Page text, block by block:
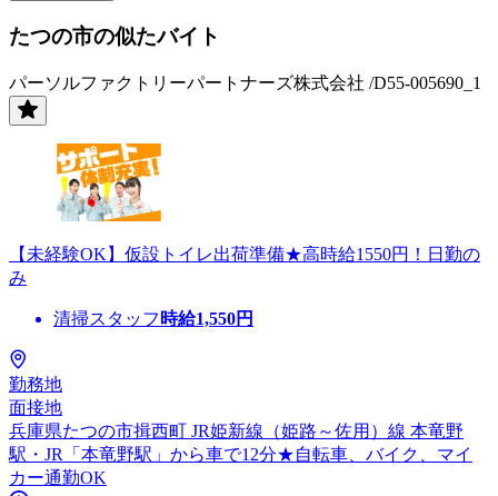
たつの市の似たバイト
パーソルファクトリーパートナーズ株式会社 /D55-005690_1
【未経験OK】仮設トイレ出荷準備★高時給1550円！日勤の
み
清掃スタッフ 時給1,550円
勤務地
面接地
兵庫県たつの市揖西町 JR姫新線（姫路～佐用）線 本竜野
駅・JR「本竜野駅」から車で12分★自転車、バイク、マイ
カー通勤OK